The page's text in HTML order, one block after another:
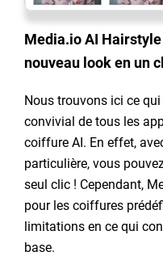
Media.io AI
nouveau look en un
Nous trouvons ici ce
convivial de tous les
coiffure AI. En effet,
particulière, vous
seul clic ! Cependant,
pour les coiffures
limitations en ce qui
base.